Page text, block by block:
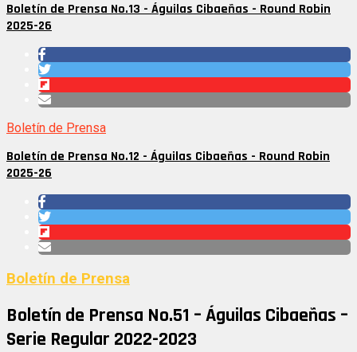
Boletín de Prensa No.13 - Águilas Cibaeñas - Round Robin
2025-26
Boletín de Prensa
Boletín de Prensa No.12 - Águilas Cibaeñas - Round Robin
2025-26
Boletín de Prensa
Boletín de Prensa No.51 – Águilas Cibaeñas –
Serie Regular 2022-2023